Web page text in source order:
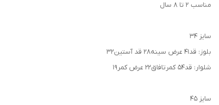
مناسب ۲ تا ۸ سال
سایز ۳۴
بلوز: قد۴۱ عرض سینه۲۸ قد آستین۳۲
شلوار: قد۵۴ کمرتافاق۲۲ عرض کمر۱۹
سایز ۴۵